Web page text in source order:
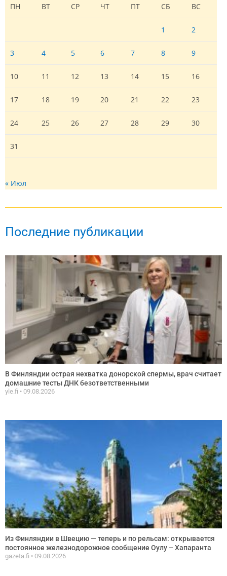
ПН
ВТ СР ЧТ ПТ СБ ВС
1 2
3 4 5 6 7 8 9
10 11 12 13 14 15 16
17 18 19 20 21 22 23
24 25 26 27 28 29 30
31
« Июл
Последние публикации
В Финляндии острая нехватка донорской спермы, врач считает
домашние тесты ДНК безответственными
yle.fi 09.08.2026
Из Финляндии в Швецию — теперь и по рельсам: открывается
постоянное железнодорожное сообщение Оулу – Хапаранта
gazeta.fi 09.08.2026